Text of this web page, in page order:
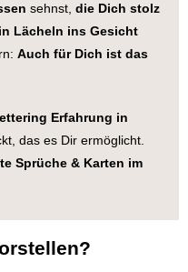
sehnst, die Dich stolz
Lächeln ins Gesicht
Auch für Dich ist das
Erfahrung in
das es Dir ermöglicht.
Sprüche & Karten im